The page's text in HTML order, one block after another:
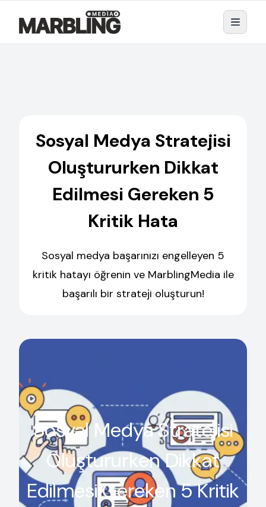
Sosyal Medya Stratejisi
Oluştururken Dikkat
Edilmesi Gereken 5
Kritik Hata
Sosyal medya başarınızı engelleyen 5
kritik hatayı öğrenin ve MarblingMedia ile
başarılı bir strateji oluşturun!
Sosyal Medya Stratejisi
Oluştururken Dikkat
Edilmesi Gereken 5 Kritik